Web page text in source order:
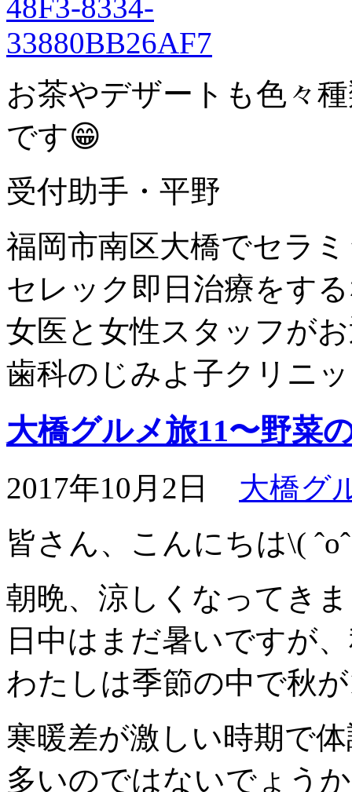
お茶やデザートも色々
です😁
受付助手・平野
福岡市南区大橋でセラ
セレック即日治療をす
女医と女性スタッフが
歯科のじみよ子クリニ
大橋グルメ旅11〜野菜
2017年10月2日 大橋グ
皆さん、こんにちは\(
朝晩、涼しくなってき
日中はまだ暑いですが
わたしは季節の中で秋
寒暖差が激しい時期で
多いのではないでょう